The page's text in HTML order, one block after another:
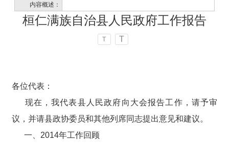
内容概述：
桓仁满族自治县人民政府工作报告
T T
各位代表：
现在，我代表县人民政府向大会报告工作，请予审
议，并请县政协委员和其他列席同志提出意见和建议。
一、2014年工作回顾